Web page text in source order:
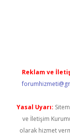
Reklam ve
Yasal Uyarı:
ve İletişim
olarak hizmet